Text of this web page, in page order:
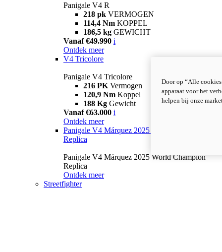
Panigale V4 R
218 pk VERMOGEN
114,4 Nm KOPPEL
186,5 kg GEWICHT
Vanaf €49.990 i
Ontdek meer
V4 Tricolore
Panigale V4 Tricolore
216 PK Vermogen
120,9 Nm Koppel
188 Kg Gewicht
Vanaf €63.000 i
Ontdek meer
Panigale V4 Márquez 2025 World Champion
Replica
Panigale V4 Márquez 2025 World Champion
Replica
Ontdek meer
Streetfighter
Door op “Alle
apparaat voor het
helpen bij onze